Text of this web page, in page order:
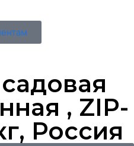
, ZIP-
Россия